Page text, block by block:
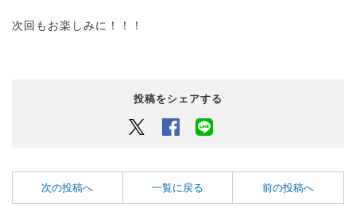
次回もお楽しみに！！！
投稿をシェアする
Twitter Facebook
次の投稿へ 一覧に戻る 前の投稿へ